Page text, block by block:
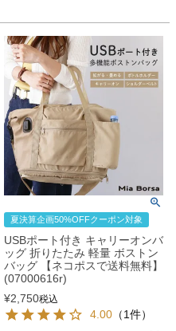
夏決算企画50%OFFクーポン対象
USBポート付き キャリーオンバ
ッグ 折りたたみ 軽量 ボストン
バッグ 【ネコポスで送料無料】
(07000616r)
¥2,750税込
4.00 （1件）